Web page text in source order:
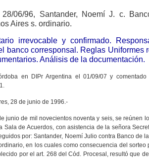
06/96, Santander, Noemí J. c.
Aires s. ordinario.
irrevocable y confirmado.
banco corresponsal. Reglas Uniformes
Análisis de la documentación.
en DIPr Argentina el 01/09/07 y
28 de junio de 1996.-
junio de mil novecientos noventa y seis, se reúnen
Sala de Acuerdos, con asistencia de la señora
por: Santander, Noemí Julio contra Banco de
en los cuales como consecuencia del sorteo
por el art. 268 del Cód. Procesal, resultó que